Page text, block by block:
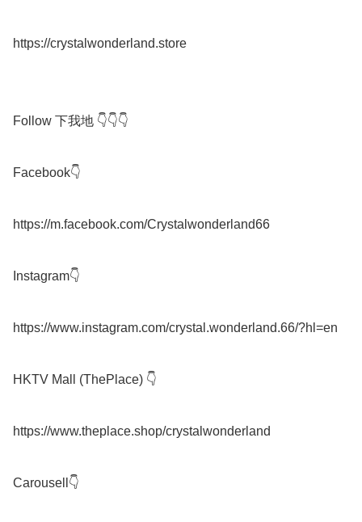
https://crystalwonderland.store
Follow 下我地 👇👇👇
Facebook👇
https://m.facebook.com/Crystalwonderland66
Instagram👇
https://www.instagram.com/crystal.wonderland.66/?hl=en
HKTV Mall (ThePlace) 👇
https://www.theplace.shop/crystalwonderland
Carousell👇